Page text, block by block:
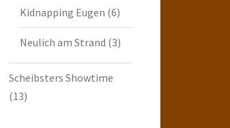
Kidnapping Eugen (6)
Neulich am Strand (3)
Scheibsters Showtime
(13)